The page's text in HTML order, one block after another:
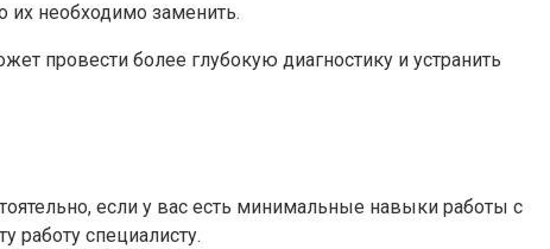
их необходимо заменить.
провести более глубокую диагностику и устранить
если у вас есть минимальные навыки работы с
работу специалисту.